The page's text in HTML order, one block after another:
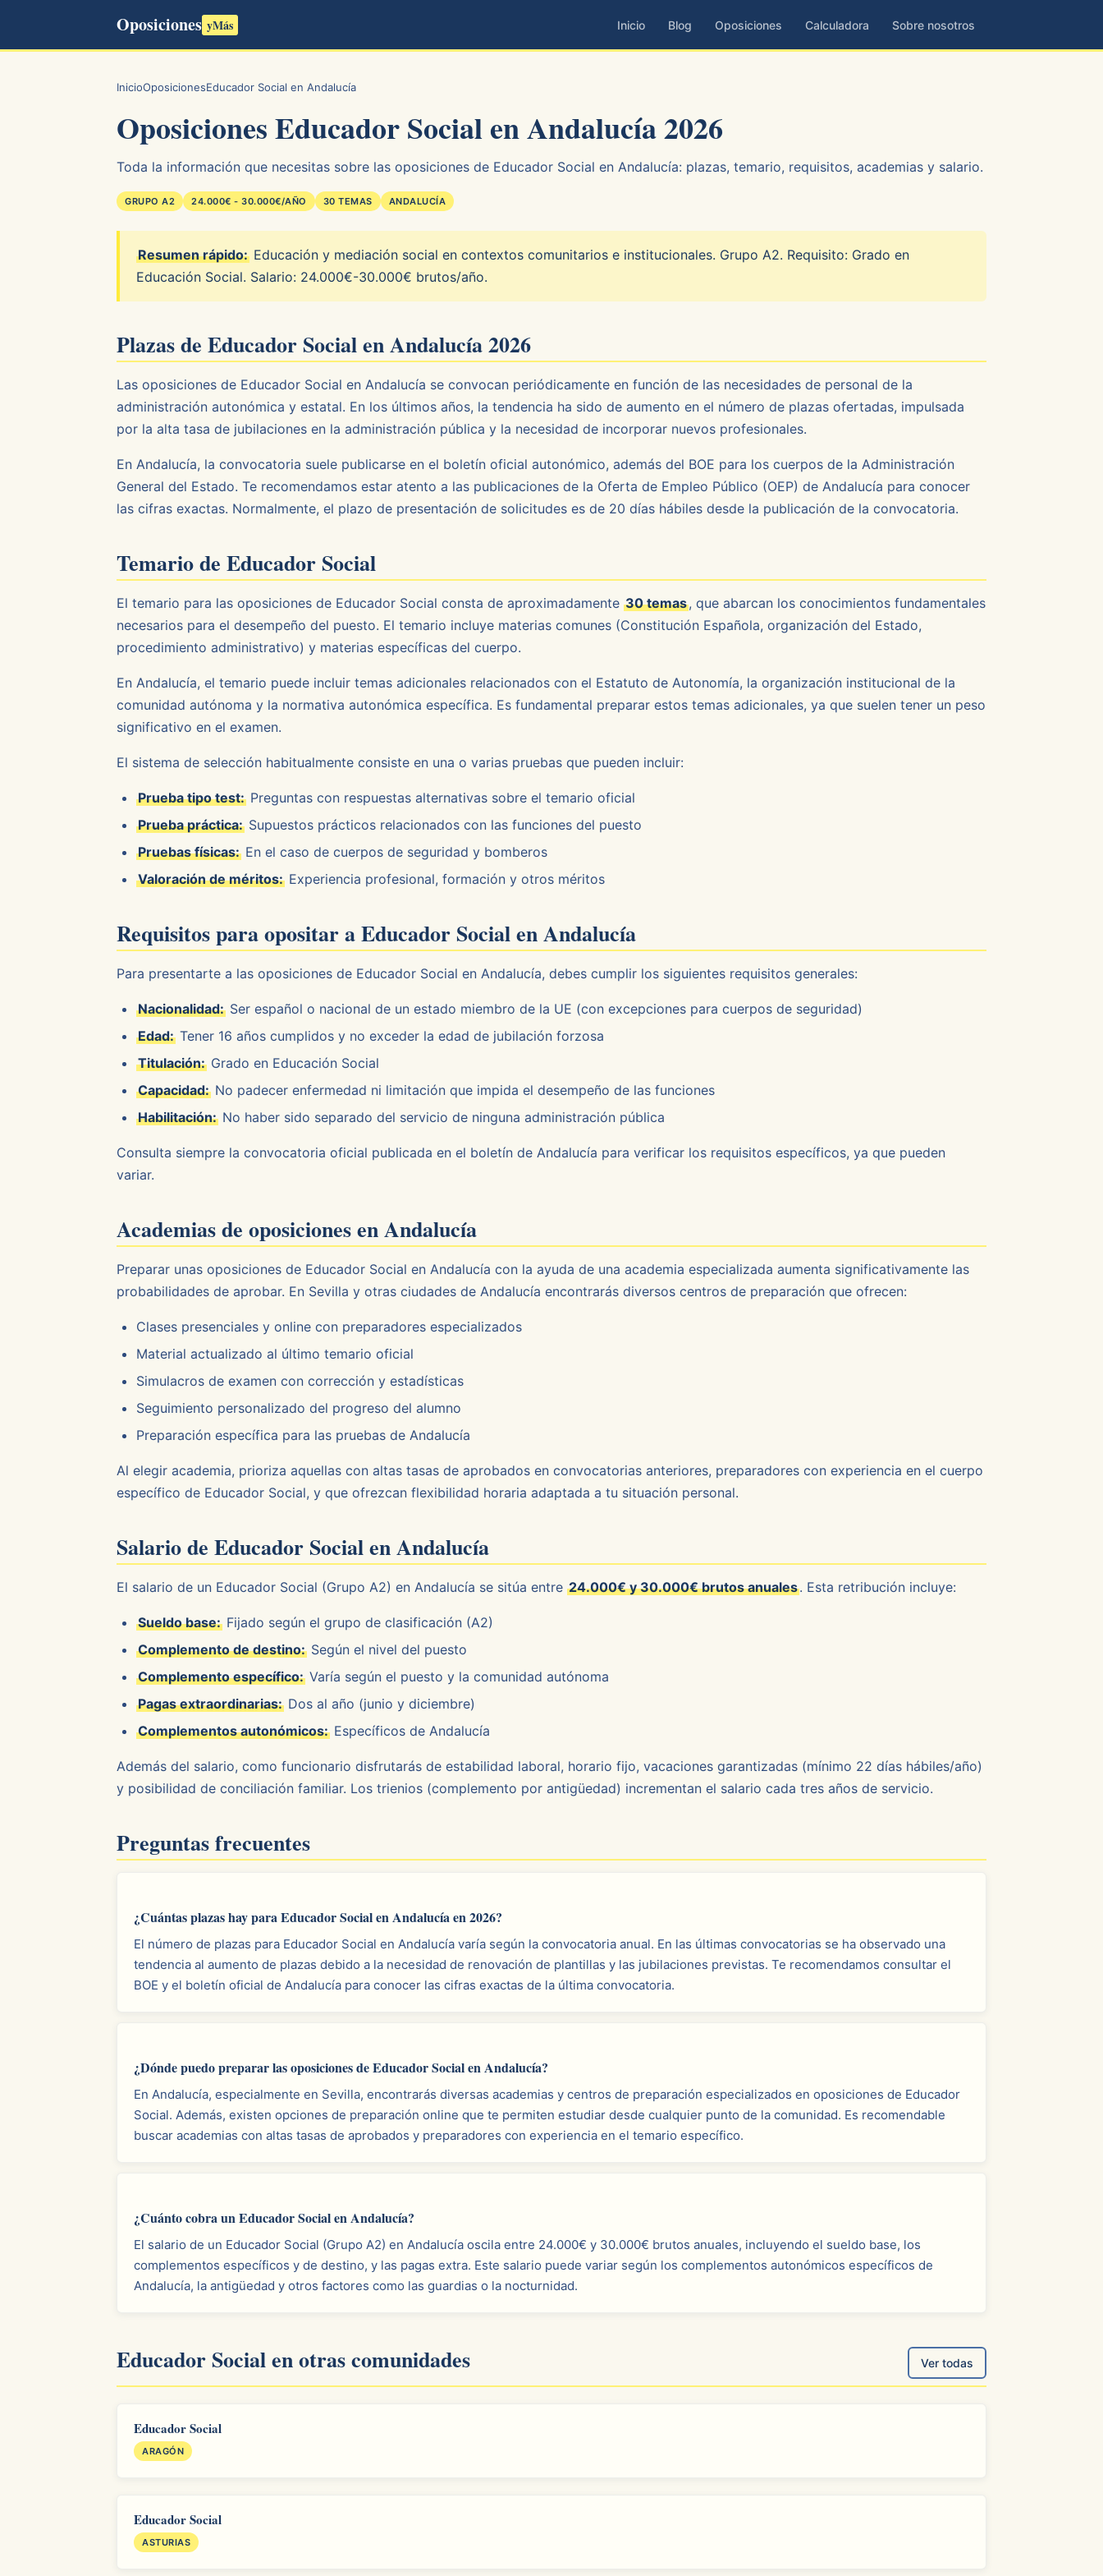
Oposiciones yMás Inicio Blog Oposiciones Calculadora Sobre nosotros
InicioOposicionesEducador Social en Andalucía
Oposiciones Educador Social en Andalucía 2026
Toda la información que necesitas sobre las oposiciones de Educador Social en Andalucía: plazas, temario, requisitos, academias y salario.
GRUPO A2 24.000€ - 30.000€/AÑO 30 TEMAS ANDALUCÍA
Resumen rápido: Educación y mediación social en contextos comunitarios e institucionales. Grupo A2. Requisito: Grado en
Educación Social. Salario: 24.000€-30.000€ brutos/año.
Plazas de Educador Social en Andalucía 2026
Las oposiciones de Educador Social en Andalucía se convocan periódicamente en función de las necesidades de personal de la
administración autonómica y estatal. En los últimos años, la tendencia ha sido de aumento en el número de plazas ofertadas, impulsada
por la alta tasa de jubilaciones en la administración pública y la necesidad de incorporar nuevos profesionales.
En Andalucía, la convocatoria suele publicarse en el boletín oficial autonómico, además del BOE para los cuerpos de la Administración
General del Estado. Te recomendamos estar atento a las publicaciones de la Oferta de Empleo Público (OEP) de Andalucía para conocer
las cifras exactas. Normalmente, el plazo de presentación de solicitudes es de 20 días hábiles desde la publicación de la convocatoria.
Temario de Educador Social
El temario para las oposiciones de Educador Social consta de aproximadamente 30 temas, que abarcan los conocimientos fundamentales
necesarios para el desempeño del puesto. El temario incluye materias comunes (Constitución Española, organización del Estado,
procedimiento administrativo) y materias específicas del cuerpo.
En Andalucía, el temario puede incluir temas adicionales relacionados con el Estatuto de Autonomía, la organización institucional de la
comunidad autónoma y la normativa autonómica específica. Es fundamental preparar estos temas adicionales, ya que suelen tener un peso
significativo en el examen.
El sistema de selección habitualmente consiste en una o varias pruebas que pueden incluir:
Prueba tipo test: Preguntas con respuestas alternativas sobre el temario oficial
Prueba práctica: Supuestos prácticos relacionados con las funciones del puesto
Pruebas físicas: En el caso de cuerpos de seguridad y bomberos
Valoración de méritos: Experiencia profesional, formación y otros méritos
Requisitos para opositar a Educador Social en Andalucía
Para presentarte a las oposiciones de Educador Social en Andalucía, debes cumplir los siguientes requisitos generales:
Nacionalidad: Ser español o nacional de un estado miembro de la UE (con excepciones para cuerpos de seguridad)
Edad: Tener 16 años cumplidos y no exceder la edad de jubilación forzosa
Titulación: Grado en Educación Social
Capacidad: No padecer enfermedad ni limitación que impida el desempeño de las funciones
Habilitación: No haber sido separado del servicio de ninguna administración pública
Consulta siempre la convocatoria oficial publicada en el boletín de Andalucía para verificar los requisitos específicos, ya que pueden
variar.
Academias de oposiciones en Andalucía
Preparar unas oposiciones de Educador Social en Andalucía con la ayuda de una academia especializada aumenta significativamente las
probabilidades de aprobar. En Sevilla y otras ciudades de Andalucía encontrarás diversos centros de preparación que ofrecen:
Clases presenciales y online con preparadores especializados
Material actualizado al último temario oficial
Simulacros de examen con corrección y estadísticas
Seguimiento personalizado del progreso del alumno
Preparación específica para las pruebas de Andalucía
Al elegir academia, prioriza aquellas con altas tasas de aprobados en convocatorias anteriores, preparadores con experiencia en el cuerpo
específico de Educador Social, y que ofrezcan flexibilidad horaria adaptada a tu situación personal.
Salario de Educador Social en Andalucía
El salario de un Educador Social (Grupo A2) en Andalucía se sitúa entre 24.000€ y 30.000€ brutos anuales. Esta retribución incluye:
Sueldo base: Fijado según el grupo de clasificación (A2)
Complemento de destino: Según el nivel del puesto
Complemento específico: Varía según el puesto y la comunidad autónoma
Pagas extraordinarias: Dos al año (junio y diciembre)
Complementos autonómicos: Específicos de Andalucía
Además del salario, como funcionario disfrutarás de estabilidad laboral, horario fijo, vacaciones garantizadas (mínimo 22 días hábiles/año)
y posibilidad de conciliación familiar. Los trienios (complemento por antigüedad) incrementan el salario cada tres años de servicio.
Preguntas frecuentes
¿Cuántas plazas hay para Educador Social en Andalucía en 2026?
El número de plazas para Educador Social en Andalucía varía según la convocatoria anual. En las últimas convocatorias se ha observado una
tendencia al aumento de plazas debido a la necesidad de renovación de plantillas y las jubilaciones previstas. Te recomendamos consultar el
BOE y el boletín oficial de Andalucía para conocer las cifras exactas de la última convocatoria.
¿Dónde puedo preparar las oposiciones de Educador Social en Andalucía?
En Andalucía, especialmente en Sevilla, encontrarás diversas academias y centros de preparación especializados en oposiciones de Educador
Social. Además, existen opciones de preparación online que te permiten estudiar desde cualquier punto de la comunidad. Es recomendable
buscar academias con altas tasas de aprobados y preparadores con experiencia en el temario específico.
¿Cuánto cobra un Educador Social en Andalucía?
El salario de un Educador Social (Grupo A2) en Andalucía oscila entre 24.000€ y 30.000€ brutos anuales, incluyendo el sueldo base, los
complementos específicos y de destino, y las pagas extra. Este salario puede variar según los complementos autonómicos específicos de
Andalucía, la antigüedad y otros factores como las guardias o la nocturnidad.
Educador Social en otras comunidades Ver todas
Educador Social
ARAGÓN
Educador Social
ASTURIAS